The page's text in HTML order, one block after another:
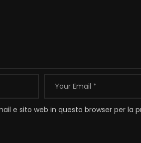
e sito web in questo browser per la